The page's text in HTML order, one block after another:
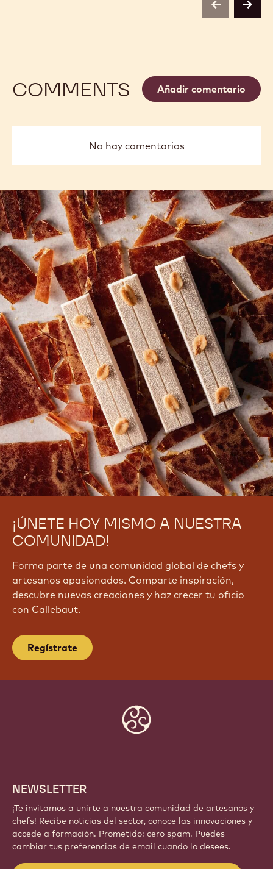
previousnext
COMMENTS Añadir comentario
No hay comentarios
¡ÚNETE HOY MISMO A NUESTRA
COMUNIDAD!
Forma parte de una comunidad global de chefs y
artesanos apasionados. Comparte inspiración,
descubre nuevas creaciones y haz crecer tu oficio
con Callebaut.
Regístrate
NEWSLETTER
¡Te invitamos a unirte a nuestra comunidad de artesanos y
chefs! Recibe noticias del sector, conoce las innovaciones y
accede a formación. Prometido: cero spam. Puedes
cambiar tus preferencias de email cuando lo desees.